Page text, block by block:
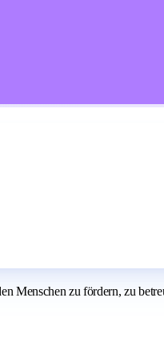
Menschen zu fördern, zu